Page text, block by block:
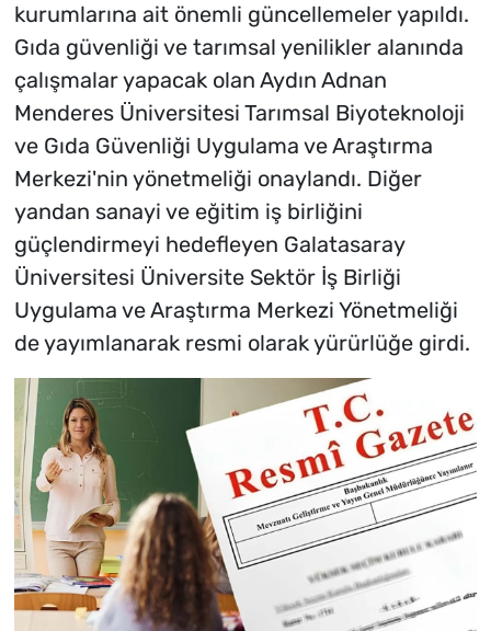
kurumlarına ait önemli güncellemeler yapıldı.
Gıda güvenliği ve tarımsal yenilikler alanında
çalışmalar yapacak olan Aydın Adnan
Menderes Üniversitesi Tarımsal Biyoteknoloji
ve Gıda Güvenliği Uygulama ve Araştırma
Merkezi'nin yönetmeliği onaylandı. Diğer
yandan sanayi ve eğitim iş birliğini
güçlendirmeyi hedefleyen Galatasaray
Üniversitesi Üniversite Sektör İş Birliği
Uygulama ve Araştırma Merkezi Yönetmeliği
de yayımlanarak resmi olarak yürürlüğe girdi.